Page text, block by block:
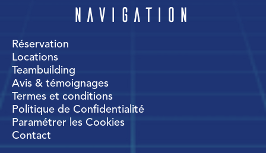
Navigation
Réservation
Locations
Teambuilding
Avis & témoignages
Termes et conditions
Politique de Confidentialité
Paramétrer les Cookies
Contact